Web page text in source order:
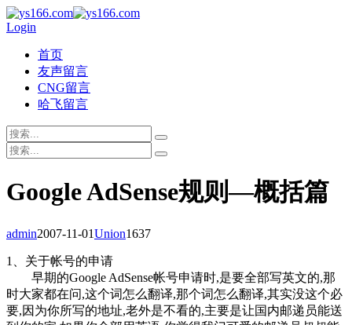
Login
首页
友声留言
CNG留言
哈飞留言
Google AdSense规则—概括篇
admin2007-11-01Union1637
1、关于帐号的申请
早期的Google AdSense帐号申请时,是要全部写英文的,那
时大家都在问,这个词怎么翻译,那个词怎么翻译,其实没这个必
要,因为你所写的地址,老外是不看的,主要是让国内邮递员能送